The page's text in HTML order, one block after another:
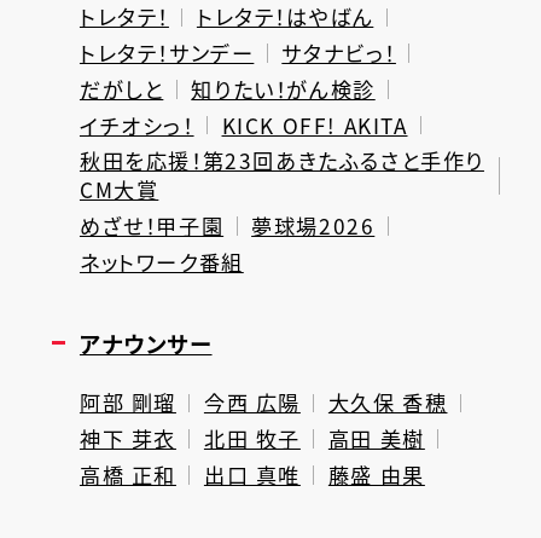
トレタテ！
トレタテ！はやばん
トレタテ！サンデー
サタナビっ！
だがしと
知りたい！がん検診
イチオシっ！
KICK OFF! AKITA
秋田を応援！第23回あきたふるさと手作り
CM大賞
めざせ！甲子園
夢球場2026
ネットワーク番組
アナウンサー
阿部 剛瑠 今西 広陽
大久保 香穂
神下 芽衣
北田 牧子
高田 美樹
高橋 正和
出口 真唯 藤盛 由果